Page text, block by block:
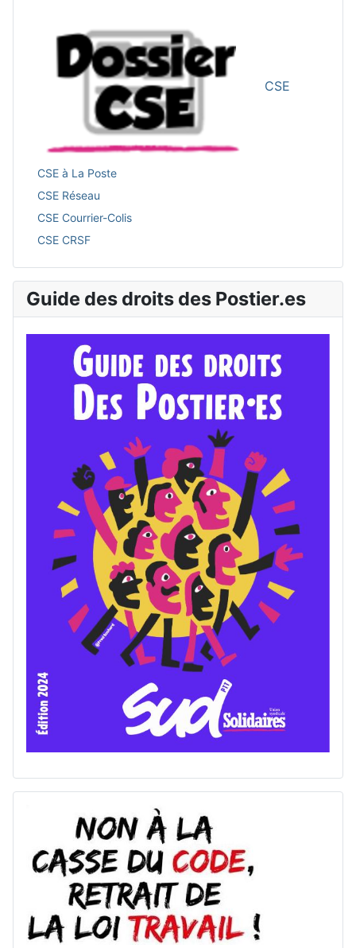
CSE
CSE à La Poste
CSE Réseau
CSE Courrier-Colis
CSE CRSF
Guide des droits des Postier.es